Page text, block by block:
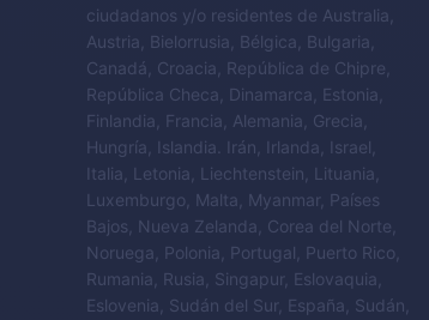
ciudadanos y/o residentes de Australia,
Austria, Bielorrusia, Bélgica, Bulgaria,
Canadá, Croacia, República de Chipre,
República Checa, Dinamarca, Estonia,
Finlandia, Francia, Alemania, Grecia,
Hungría, Islandia. Irán, Irlanda, Israel,
Italia, Letonia, Liechtenstein, Lituania,
Luxemburgo, Malta, Myanmar, Países
Bajos, Nueva Zelanda, Corea del Norte,
Noruega, Polonia, Portugal, Puerto Rico,
Rumania, Rusia, Singapur, Eslovaquia,
Eslovenia, Sudán del Sur, España, Sudán,